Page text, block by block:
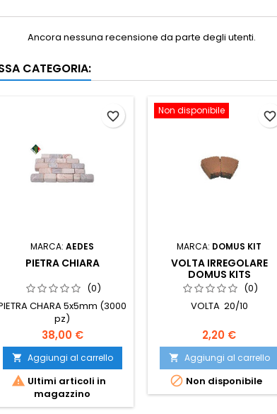
Ancora nessuna recensione da parte degli utenti.
CATEGORIA:
MARCA: AEDES
PIETRA CHIARA
(0)
CHARA 5x5mm (3000
pz)
38,00 €
 Aggiungi al carrello
 Ultimi articoli in
magazzino
favorite_border Non disponibile
MARCA: DOMUS KIT
VOLTA IRREGOLARE
DOMUS KITS
(0)
VOLTA 20/10
2,20 €
 Aggiungi al carrello
 Non disponibile
favorite_border